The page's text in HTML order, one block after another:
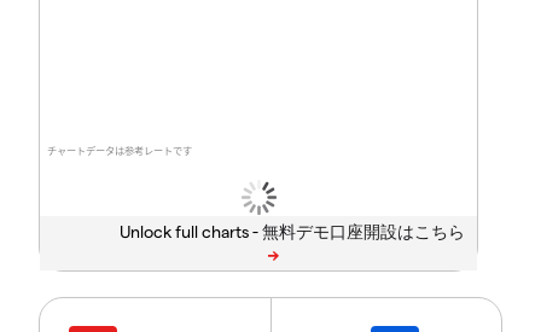
チャートデータは参考レートです
Unlock full charts -